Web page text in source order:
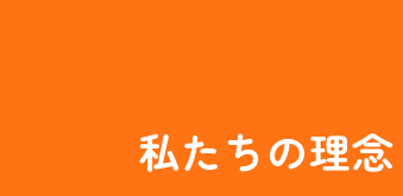
私たちの理念